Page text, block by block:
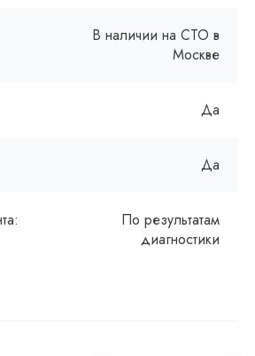
В наличии на СТО в
Москве
Да
Да
По результатам
диагностики